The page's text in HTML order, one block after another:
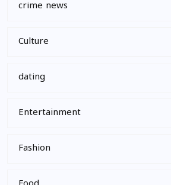
crime news
Culture
dating
Entertainment
Fashion